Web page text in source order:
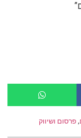
, פרסום ושיווק